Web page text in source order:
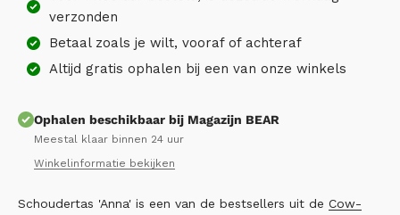
verzonden
Betaal zoals je wilt, vooraf of achteraf
Altijd gratis ophalen bij een van onze winkels
Ophalen beschikbaar bij Magazijn BEAR
Meestal klaar binnen 24 uur
Winkelinformatie bekijken
Schoudertas 'Anna' is een van de bestsellers uit de Cow-